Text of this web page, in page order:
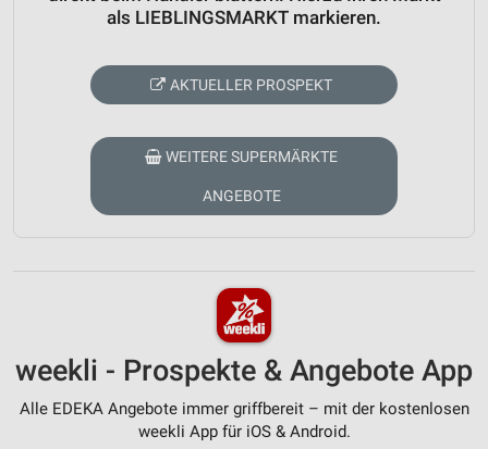
als LIEBLINGSMARKT markieren.
AKTUELLER PROSPEKT
WEITERE SUPERMÄRKTE
ANGEBOTE
weekli - Prospekte & Angebote App
Alle EDEKA Angebote immer griffbereit – mit der kostenlosen
weekli App für iOS & Android.